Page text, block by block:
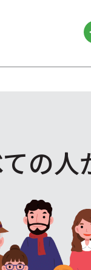
の人